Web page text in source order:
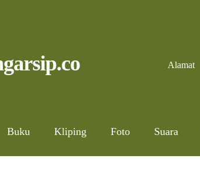
Alamat
Buku Kliping Foto Suara